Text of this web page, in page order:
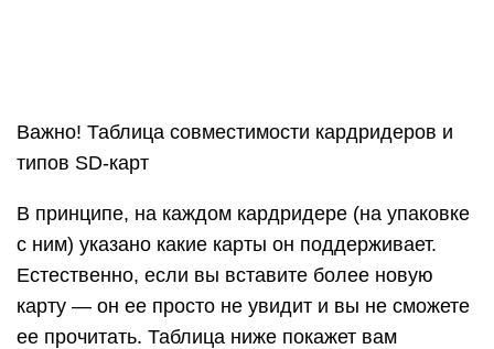
Важно! Таблица совместимости кардридеров и
типов SD-карт
В принципе, на каждом кардридере (на упаковке
с ним) указано какие карты он поддерживает.
Естественно, если вы вставите более новую
карту — он ее просто не увидит и вы не сможете
ее прочитать. Таблица ниже покажет вам